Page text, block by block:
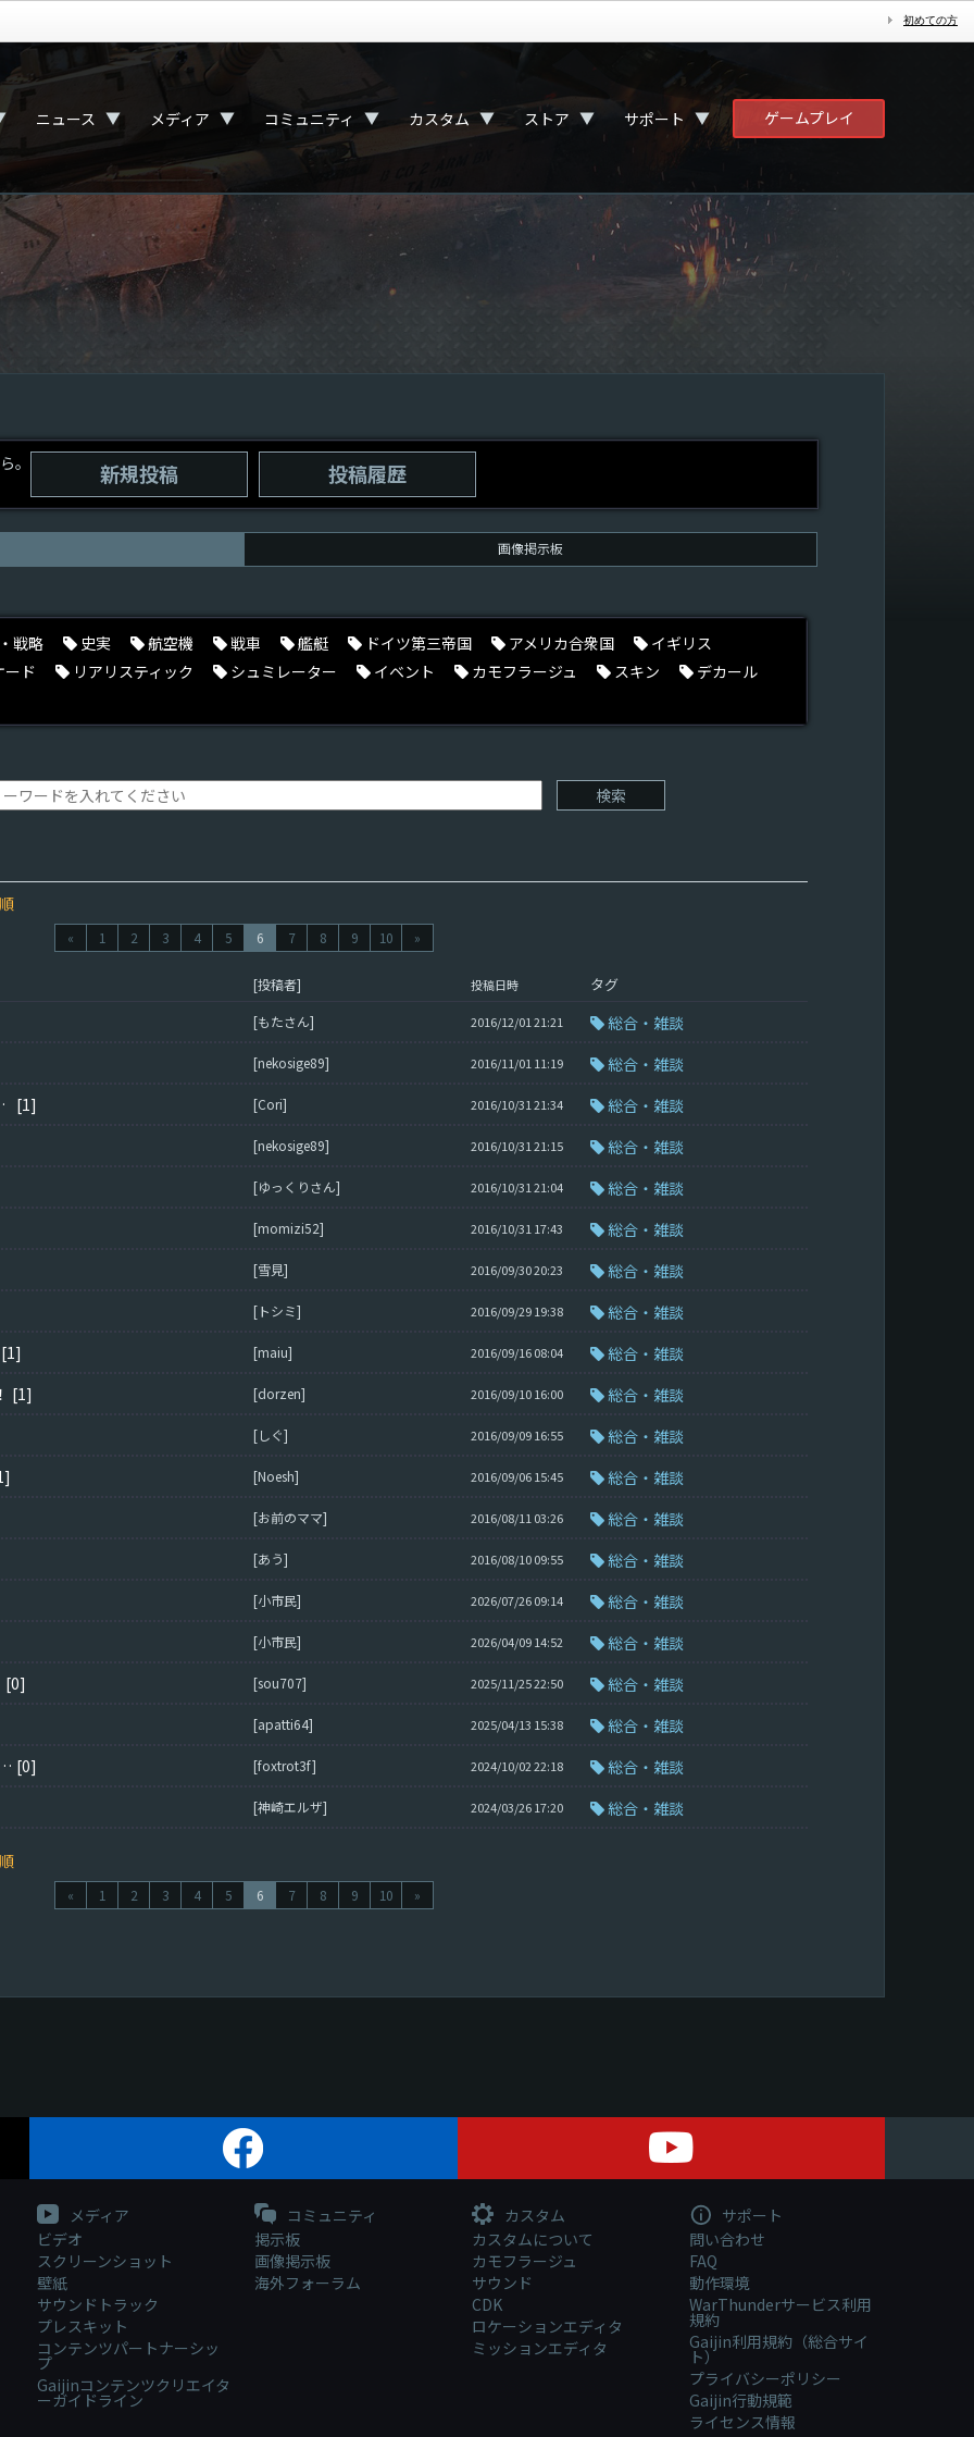
初めての方
ニュース ▼ メディア ▼ コミュニティ ▼ カスタム ▼ ストア ▼ サポート ▼ ゲームプレイ
。 新規投稿 投稿履歴
画像掲示板
戦略 史実 航空機 戦車 艦艇 ドイツ第三帝国 アメリカ合衆国
イギリス
ード
リアリスティック シュミレーター イベント カモフラージュ スキン デカール
« 1 2 3 4 5 6 7 8 9 10 »
[投稿者] 投稿日時 タグ
[もたさん] 2016/12/01 21:21 総合・雑談
[nekosige89] 2016/11/01 11:19
総合・雑談
！（強く [1] [Cori] 2016/10/31 21:34 総合・雑談
[nekosige89] 2016/10/31 21:15 総合・雑談
[ゆっくりさん] 2016/10/31 21:04 総合・雑談
[momizi52] 2016/10/31 17:43 総合・雑談
[雪見] 2016/09/30 20:23 総合・雑談
[トシミ] 2016/09/29 19:38
総合・雑談
[1]
[maiu] 2016/09/16 08:04
総合・雑談
[1] [dorzen] 2016/09/10 16:00 総合・雑談
[しぐ] 2016/09/09 16:55
総合・雑談
[Noesh] 2016/09/06 15:45 総合・雑談
[お前のママ] 2016/08/11 03:26 総合・雑談
[あう] 2016/08/10 09:55 総合・雑談
[小市民] 2026/07/26 09:14 総合・雑談
[小市民] 2026/04/09 14:52
総合・雑談
[0] [sou707] 2025/11/25 22:50 総合・雑談
[apatti64] 2025/04/13 15:38
総合・雑談
支払いページにリンクされない。 [0] [foxtrot3f] 2024/10/02 22:18 総合・雑談
[神崎エルザ] 2024/03/26 17:20 総合・雑談
« 1 2 3 4 5 6 7 8 9 10 »
メディア
ビデオ
スクリーンショット
壁紙
サウンドトラック
プレスキット
コンテンツパートナーシッ
プ
Gaijinコンテンツクリエイタ
ーガイドライン
コミュニティ
掲示板
画像掲示板
海外フォーラム
カスタム
カスタムについて
カモフラージュ
サウンド
CDK
ロケーションエディタ
ミッションエディタ
サポート
問い合わせ
FAQ
動作環境
WarThunderサービス利用
規約
Gaijin利用規約（総合サイ
ト）
プライバシーポリシー
Gaijin行動規範
ライセンス情報